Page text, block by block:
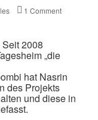
1 Comment
2008
„die
hat Nasrin
des Projekts
und diese in